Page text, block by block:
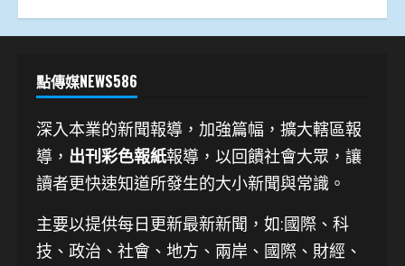
點傳媒NEWS586
深入本業的新聞報導，加強篇幅，擴大轄區報
導， 出刊彩色報紙報導，以回饋社會大眾，讓
讀者更快速知道所發生的大小新聞與常識。
主要以提供每日更新最新新聞 ，如:國際、科
技、 政治、社會、地方、兩岸、國際、財經、